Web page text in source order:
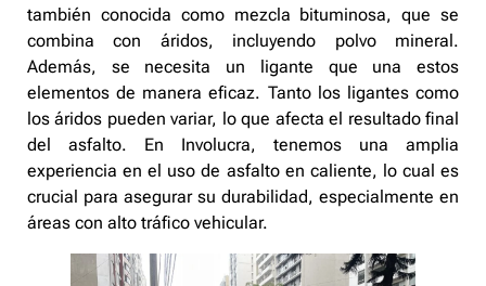
también conocida como mezcla bituminosa, que se
combina con áridos, incluyendo polvo mineral.
Además, se necesita un ligante que una estos
elementos de manera eficaz. Tanto los ligantes como
los áridos pueden variar, lo que afecta el resultado final
del asfalto. En Involucra, tenemos una amplia
experiencia en el uso de asfalto en caliente, lo cual es
crucial para asegurar su durabilidad, especialmente en
áreas con alto tráfico vehicular.